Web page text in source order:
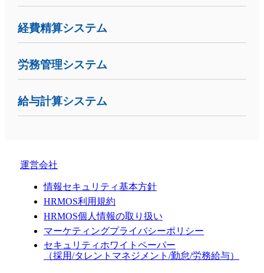
経費精算システム
労務管理システム
給与計算システム
運営会社
情報セキュリティ基本方針
HRMOS利用規約
HRMOS個人情報の取り扱い
マーケティングプライバシーポリシー
セキュリティホワイトペーパー
（採用/タレントマネジメント/勤怠/労務給与）